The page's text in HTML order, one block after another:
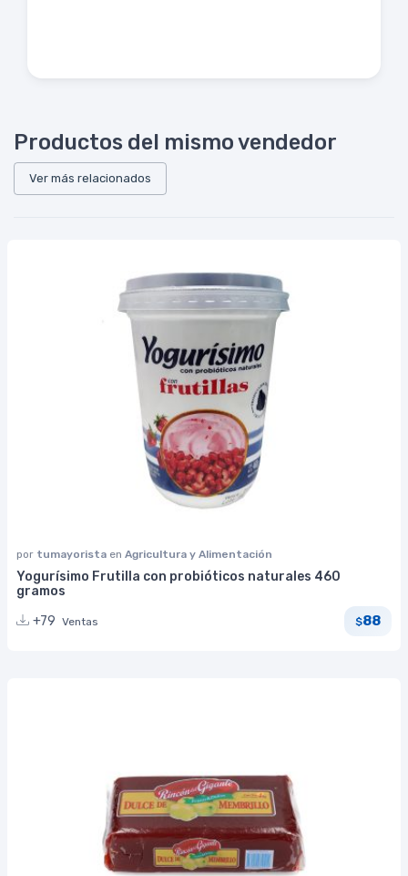
Productos del mismo vendedor
Ver más relacionados
por tumayorista en Agricultura y Alimentación
Yogurísimo Frutilla con probióticos naturales 460
gramos
+79 Ventas $88